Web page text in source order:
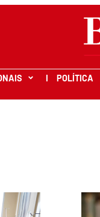
I POLÍTICA